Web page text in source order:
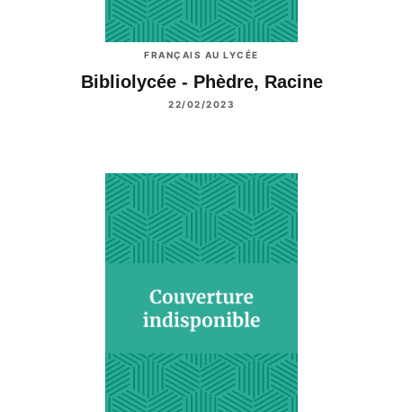
FRANÇAIS AU LYCÉE
Bibliolycée - Phèdre, Racine
22/02/2023